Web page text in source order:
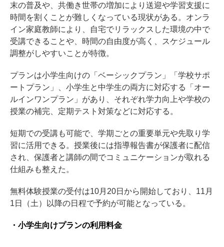
末の普及や、共働き世帯の増加により送迎や学習支援に
時間を割くことが難しくなっている現状がある。オンラ
イン家庭教師により、自宅でリラックスした環境の中で
受講できることや、時間の自由度が高く、スケジュール
調整がしやすいことが特徴。
プランは小学生向けの「ベーシックプラン」「学校サポ
ートプラン」、小学生と中学生の両方に対応する「オー
ルインワンプラン」があり、それぞれ学力向上や学校の
授業の補完、定期テスト対策などに対応する。
短期での受講も可能で、学期ごとの重要単元や先取り学
習に活用できる。授業後には指導報告書が保護者に配信
され、保護者と講師の間でコミュニケーションが取れる
仕組みも整えた。
無料体験授業の受付は10月20日から開始しており、11月
1日（土）以降の日程で予約が可能となっている。
・小学生向けプランの利用料金